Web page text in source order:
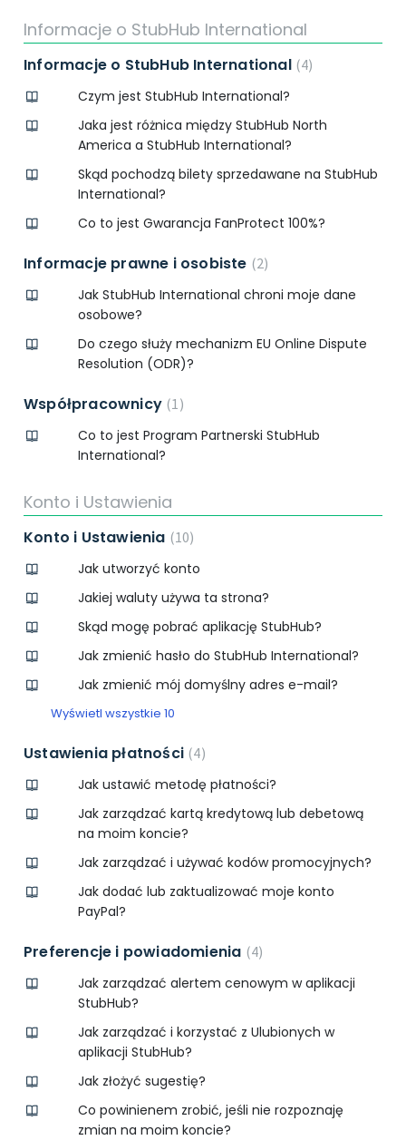
Informacje o StubHub International
Informacje o StubHub International 4
Czym jest StubHub International?
Jaka jest różnica między StubHub North
America a StubHub International?
Skąd pochodzą bilety sprzedawane na StubHub
International?
Co to jest Gwarancja FanProtect 100%?
Informacje prawne i osobiste 2
Jak StubHub International chroni moje dane
osobowe?
Do czego służy mechanizm EU Online Dispute
Resolution (ODR)?
Współpracownicy 1
Co to jest Program Partnerski StubHub
International?
Konto i Ustawienia
Konto i Ustawienia 10
Jak utworzyć konto
Jakiej waluty używa ta strona?
Skąd mogę pobrać aplikację StubHub?
Jak zmienić hasło do StubHub International?
Jak zmienić mój domyślny adres e-mail?
Wyświetl wszystkie 10
Ustawienia płatności 4
Jak ustawić metodę płatności?
Jak zarządzać kartą kredytową lub debetową
na moim koncie?
Jak zarządzać i używać kodów promocyjnych?
Jak dodać lub zaktualizować moje konto
PayPal?
Preferencje i powiadomienia 4
Jak zarządzać alertem cenowym w aplikacji
StubHub?
Jak zarządzać i korzystać z Ulubionych w
aplikacji StubHub?
Jak złożyć sugestię?
Co powinienem zrobić, jeśli nie rozpoznaję
zmian na moim koncie?